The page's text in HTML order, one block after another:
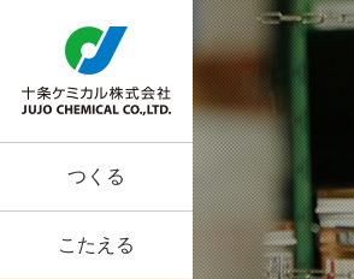
つくる
こたえる